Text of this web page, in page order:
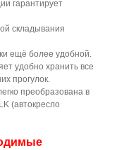
гарантирует
складывания
ещё более удобной.
удобно хранить все
прогулок.
преобразована в
(автокресло